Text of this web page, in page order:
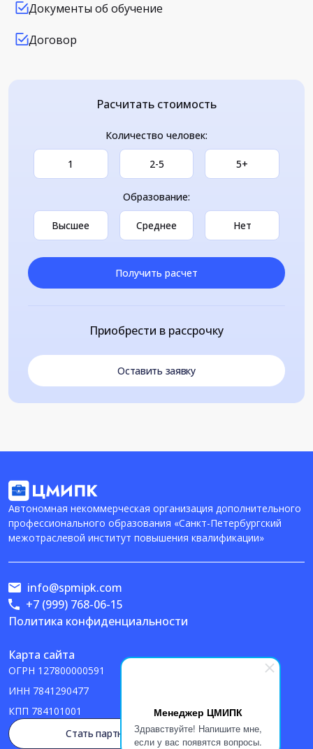
Менеджер ЦМИПК
Здравствуйте! Напишите мне,
если у вас появятся вопросы.
Документы об обучение
Договор
Расчитать стоимость
Количество человек:
1 2-5 5+
Образование:
Высшее Среднее Нет
Получить расчет
Приобрести в рассрочку
Оставить заявку
Автономная некоммерческая организация дополнительного
профессионального образования «Санкт-Петербургский
межотраслевой институт повышения квалификации»
Политика конфиденциальности
Карта сайта
ОГРН 127800000591
ИНН 7841290477
КПП 784101001
info@spmipk.com
+7 (999) 768-06-15
Стать партнером